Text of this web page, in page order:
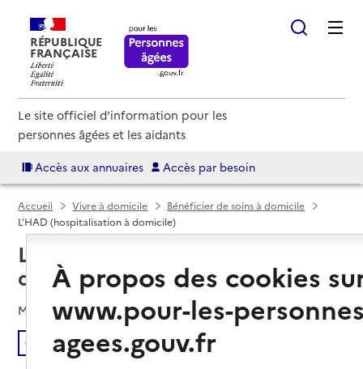
RÉPUBLIQUE
FRANÇAISE
Le site officiel d'information pour les
personnes âgées et les aidants
Accès aux annuaires Accès par besoin
Accueil Vivre à domicile
Bénéficier de soins à domicile
L’HAD (hospitalisation à domicile)
L’HAD (hospitalisation à
domicile)
Mis à jour le05/04/2024
Écouter
À propos des cookies
www.pour-les-
agees.gouv.fr